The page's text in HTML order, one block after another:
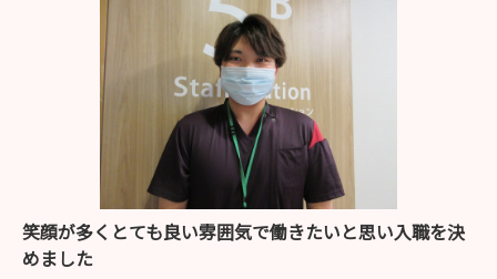
気になったらまずはエントリーください！その後、担当者
よりご連絡いたします！
■---- CHECK４ ----■
インスタグラム更新しています！！
看護部の様子や院内の取り組みなど日々配信しています！
ぜひチェックしてみてください↓
https://www.instagram.com/asakakango1
笑顔が多くとても良い雰囲気で働きたいと思い入職を決
めました